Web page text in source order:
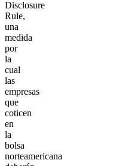
Disclosure
Rule,
una
medida
por
la
cual
las
empresas
que
coticen
en
la
bolsa
norteamericana